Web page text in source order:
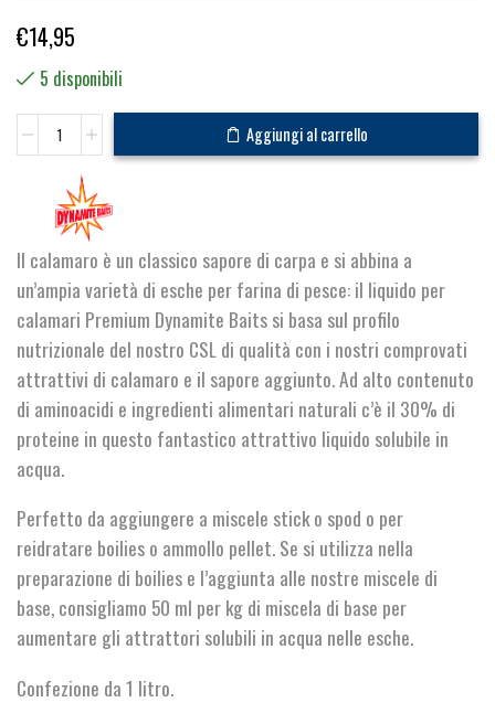
€14,95
5 disponibili
Liquid
quantità
Aggiungi al carrello
Il calamaro è un classico sapore di carpa e si abbina a
un’ampia varietà di esche per farina di pesce: il liquido per
calamari Premium Dynamite Baits si basa sul profilo
nutrizionale del nostro CSL di qualità con i nostri comprovati
attrattivi di calamaro e il sapore aggiunto. Ad alto contenuto
di aminoacidi e ingredienti alimentari naturali c’è il 30% di
proteine ​​in questo fantastico attrattivo liquido solubile in
acqua.
Perfetto da aggiungere a miscele stick o spod o per
reidratare boilies o ammollo pellet. Se si utilizza nella
preparazione di boilies e l’aggiunta alle nostre miscele di
base, consigliamo 50 ml per kg di miscela di base per
aumentare gli attrattori solubili in acqua nelle esche.
Confezione da 1 litro.